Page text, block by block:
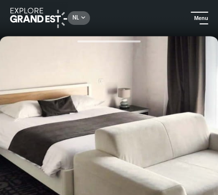
NL Menu
Kijk je ogen uit in de Grand Est Verblijf in een Standaard kamer in Hotel le Dormeur